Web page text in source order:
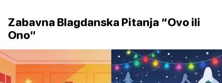
Zabavna Blagdanska Pitanja “Ovo ili
Ono”